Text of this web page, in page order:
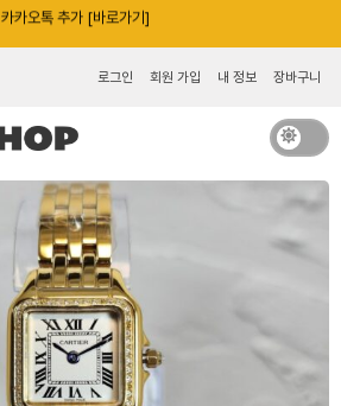
카카오톡 추가 [바로가기]
로그인 회원 가입 내 정보 장바구니